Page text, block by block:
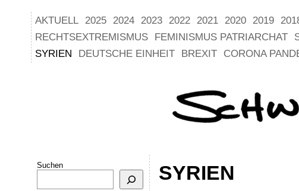
AKTUELL 2025 2024 2023 2022 2021 2020 2019
RECHTSEXTREMISMUS
FEMINISMUS PATRIARCHAT
SYRIEN
DEUTSCHE EINHEIT BREXIT CORONA
Suchen SYRIEN